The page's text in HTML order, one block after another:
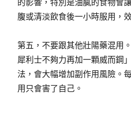
腹或清淡飲食後一小時服用，
第五，不要跟其他壯陽藥混用
犀利士不夠力再加一顆威而鋼
法，會大幅增加副作用風險。
用只會害了自己。